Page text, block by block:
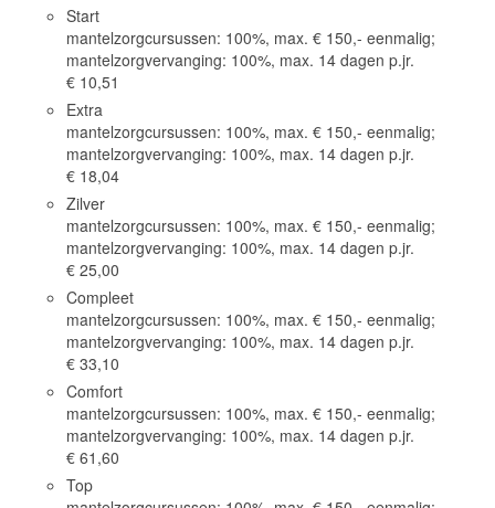
Start
mantelzorgcursussen: 100%, max. € 150,- eenmalig;
mantelzorgvervanging: 100%, max. 14 dagen p.jr.
€ 10,51
Extra
mantelzorgcursussen: 100%, max. € 150,- eenmalig;
mantelzorgvervanging: 100%, max. 14 dagen p.jr.
€ 18,04
Zilver
mantelzorgcursussen: 100%, max. € 150,- eenmalig;
mantelzorgvervanging: 100%, max. 14 dagen p.jr.
€ 25,00
Compleet
mantelzorgcursussen: 100%, max. € 150,- eenmalig;
mantelzorgvervanging: 100%, max. 14 dagen p.jr.
€ 33,10
Comfort
mantelzorgcursussen: 100%, max. € 150,- eenmalig;
mantelzorgvervanging: 100%, max. 14 dagen p.jr.
€ 61,60
Top